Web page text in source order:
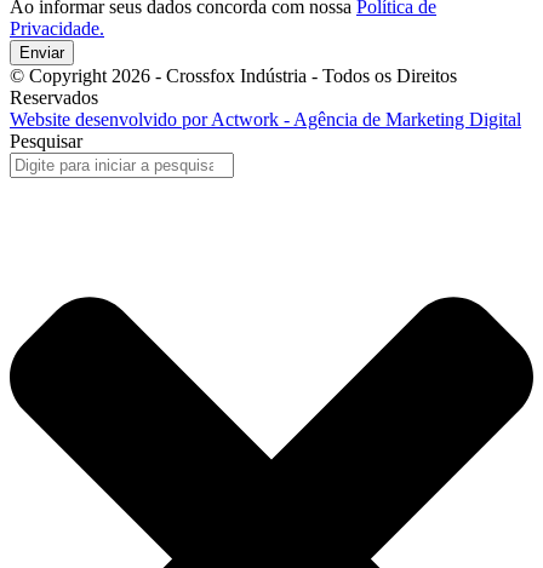
Ao informar seus dados concorda com nossa Política de
Privacidade.
Enviar
© Copyright 2026 - Crossfox Indústria - Todos os Direitos
Reservados
Website desenvolvido por Actwork - Agência de Marketing Digital
Pesquisar